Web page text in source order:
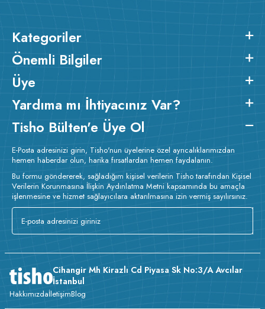
Kategoriler
Önemli Bilgiler
Üye
Yardıma mı İhtiyacınız Var?
Tisho Bülten'e Üye Ol
E-Posta adresinizi girin, Tisho'nun üyelerine özel ayrıcalıklarımızdan
hemen haberdar olun, harika fırsatlardan hemen faydalanın.
Bu formu göndererek, sağladığım kişisel verilerin Tisho tarafından Kişisel
Verilerin Korunmasına İlişkin Aydınlatma Metni kapsamında bu amaçla
işlenmesine ve hizmet sağlayıcılara aktarılmasına izin vermiş sayılırsınız.
Cihangir Mh Kirazlı Cd Piyasa Sk No:3/A Avcılar
İstanbul
HakkımızdaİletişimBlog